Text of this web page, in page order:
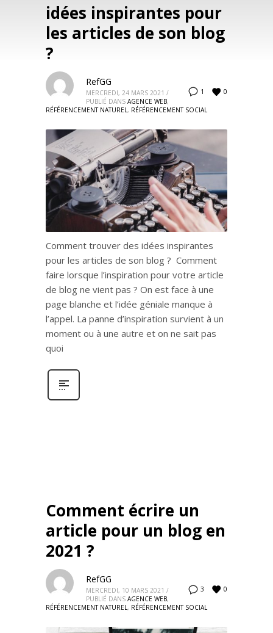
idées inspirantes pour
les articles de son blog
?
1 0
RefGG
MERCREDI, 24 MARS 2021 /
PUBLIÉ DANS AGENCE WEB,
RÉFÉRENCEMENT NATUREL, RÉFÉRENCEMENT SOCIAL
Comment trouver des idées inspirantes
pour les articles de son blog ? Comment
faire lorsque l’inspiration pour votre article
de blog ne vient pas ? On est face à une
page blanche et l’idée géniale manque à
l’appel. La panne d’inspiration survient à un
moment ou à une autre et on ne sait pas
quoi
Comment écrire un
article pour un blog en
2021 ?
3 0
RefGG
MERCREDI, 10 MARS 2021 /
PUBLIÉ DANS AGENCE WEB,
RÉFÉRENCEMENT NATUREL, RÉFÉRENCEMENT SOCIAL